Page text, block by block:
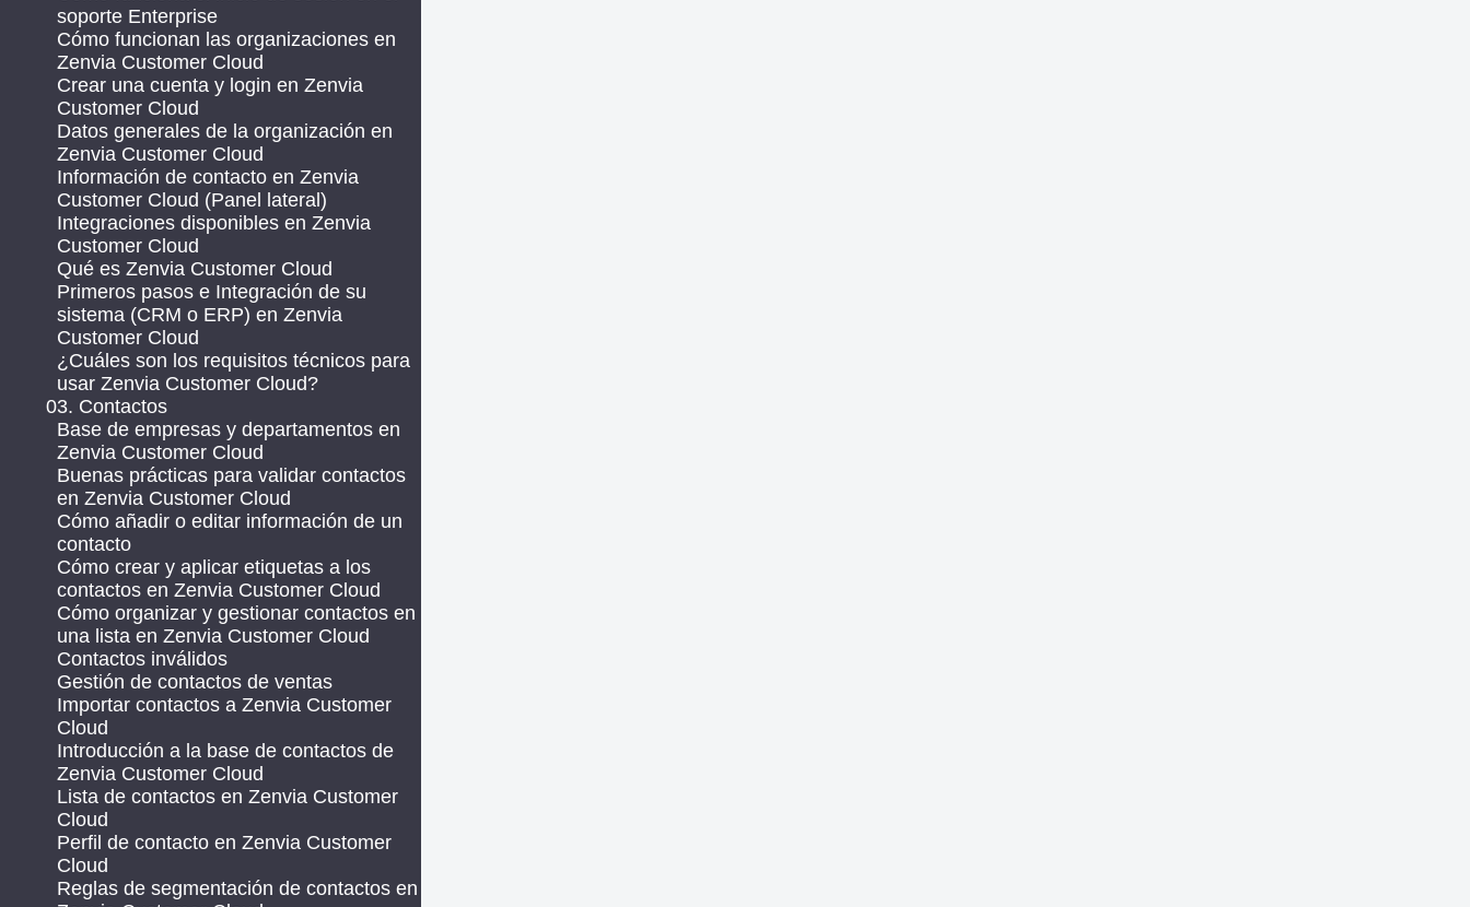
soporte Enterprise
Cómo funcionan las organizaciones en
Zenvia Customer Cloud
Crear una cuenta y login en Zenvia
Customer Cloud
Datos generales de la organización en
Zenvia Customer Cloud
Información de contacto en Zenvia
Customer Cloud (Panel lateral)
Integraciones disponibles en Zenvia
Customer Cloud
Qué es Zenvia Customer Cloud
Primeros pasos e Integración de su
sistema (CRM o ERP) en Zenvia
Customer Cloud
¿Cuáles son los requisitos técnicos para
usar Zenvia Customer Cloud?
03. Contactos
Base de empresas y departamentos en
Zenvia Customer Cloud
Buenas prácticas para validar contactos
en Zenvia Customer Cloud
Cómo añadir o editar información de un
contacto
Cómo crear y aplicar etiquetas a los
contactos en Zenvia Customer Cloud
Cómo organizar y gestionar contactos en
una lista en Zenvia Customer Cloud
Contactos inválidos
Gestión de contactos de ventas
Importar contactos a Zenvia Customer
Cloud
Introducción a la base de contactos de
Zenvia Customer Cloud
Lista de contactos en Zenvia Customer
Cloud
Perfil de contacto en Zenvia Customer
Cloud
Reglas de segmentación de contactos en